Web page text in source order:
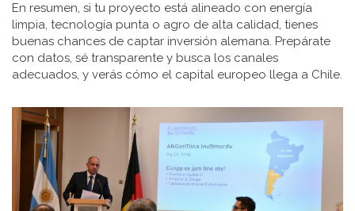
En resumen, si tu proyecto está alineado con energía
limpia, tecnología punta o agro de alta calidad, tienes
buenas chances de captar inversión alemana. Prepárate
con datos, sé transparente y busca los canales
adecuados, y verás cómo el capital europeo llega a Chile.